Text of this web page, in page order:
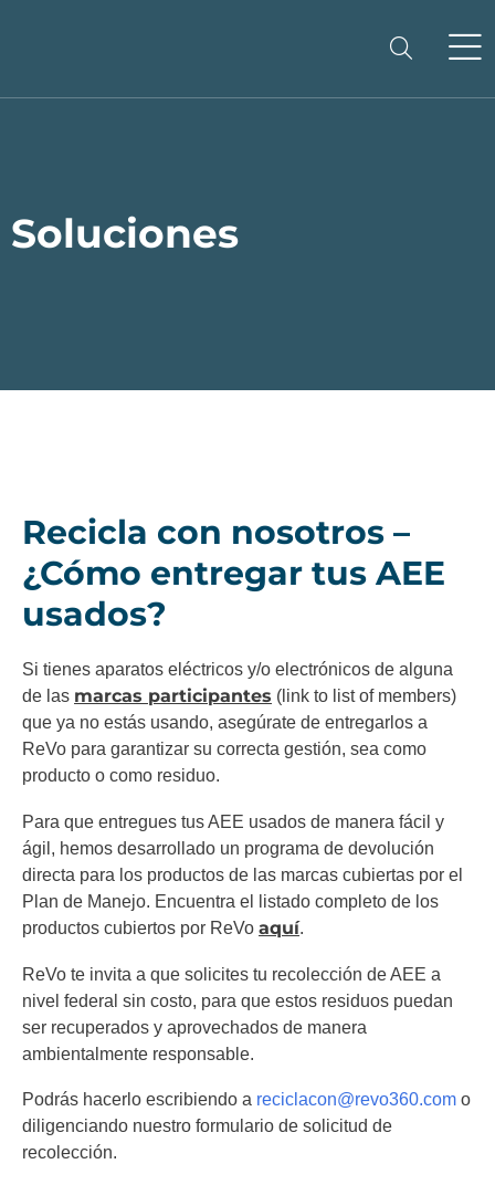
Soluciones
Recicla con nosotros –
¿Cómo entregar tus AEE
usados?
Si tienes aparatos eléctricos y/o electrónicos de alguna
de las marcas participantes (link to list of members)
que ya no estás usando, asegúrate de entregarlos a
ReVo para garantizar su correcta gestión, sea como
producto o como residuo.
Para que entregues tus AEE usados de manera fácil y
ágil, hemos desarrollado un programa de devolución
directa para los productos de las marcas cubiertas por el
Plan de Manejo. Encuentra el listado completo de los
productos cubiertos por ReVo aquí.
ReVo te invita a que solicites tu recolección de AEE a
nivel federal sin costo, para que estos residuos puedan
ser recuperados y aprovechados de manera
ambientalmente responsable.
Podrás hacerlo escribiendo a reciclacon@revo360.com o
diligenciando nuestro formulario de solicitud de
recolección.